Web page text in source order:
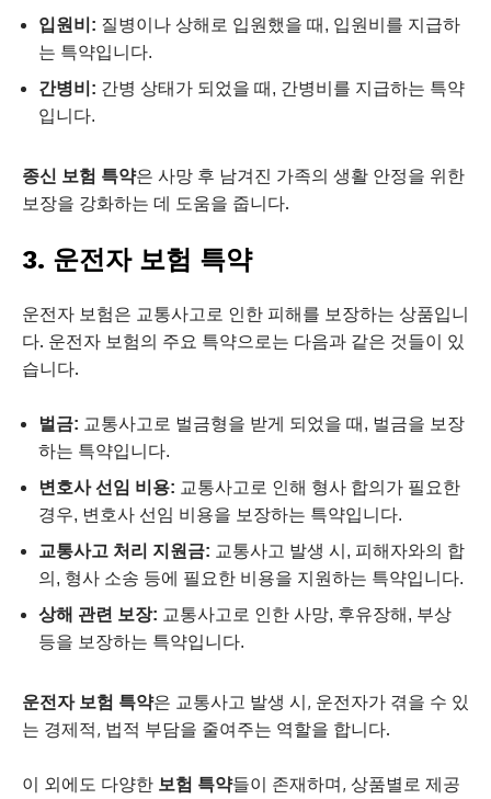
입원비: 질병이나 상해로 입원했을 때, 입원비를 지급하
는 특약입니다.
간병비: 간병 상태가 되었을 때, 간병비를 지급하는 특약
입니다.
종신 보험 특약은 사망 후 남겨진 가족의 생활 안정을 위한
보장을 강화하는 데 도움을 줍니다.
3. 운전자 보험 특약
운전자 보험은 교통사고로 인한 피해를 보장하는 상품입니
다. 운전자 보험의 주요 특약으로는 다음과 같은 것들이 있
습니다.
벌금: 교통사고로 벌금형을 받게 되었을 때, 벌금을 보장
하는 특약입니다.
변호사 선임 비용: 교통사고로 인해 형사 합의가 필요한
경우, 변호사 선임 비용을 보장하는 특약입니다.
교통사고 처리 지원금: 교통사고 발생 시, 피해자와의 합
의, 형사 소송 등에 필요한 비용을 지원하는 특약입니다.
상해 관련 보장: 교통사고로 인한 사망, 후유장해, 부상
등을 보장하는 특약입니다.
운전자 보험 특약은 교통사고 발생 시, 운전자가 겪을 수 있
는 경제적, 법적 부담을 줄여주는 역할을 합니다.
이 외에도 다양한 보험 특약들이 존재하며, 상품별로 제공